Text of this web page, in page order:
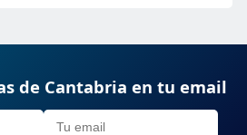
de Cantabria en tu email